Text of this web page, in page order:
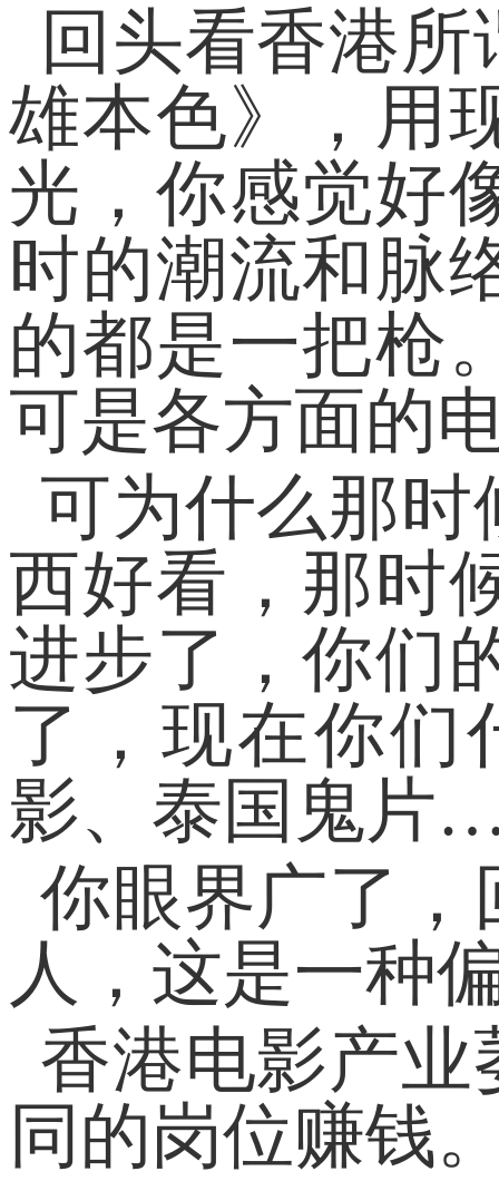
回头看香港
雄本色》，用
光，你感觉好
时的潮流和脉
的都是一把枪
可是各方面的
可为什么那
西好看，那时
进步了，你们
了，现在你们
影、泰国鬼
你眼界广了，
人，这是一种
香港电影产
同的岗位赚钱